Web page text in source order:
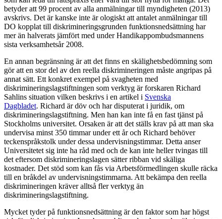
betyder att 99 procent av alla anmälningar till myndigheten (2013)
avskrivs. Det är kanske inte är ologiskt att antalet anmälningar till
DO kopplat till diskrimineringsgrunden funktionsnedsättning har
mer än halverats jämfört med under Handikappombudsmannens
sista verksamhetsår 2008.
En annan begränsning är att det finns en skälighetsbedömning som
gör att en stor del av den reella diskrimineringen måste angripas på
annat sätt. Ett konkret exempel på svagheten med
diskrimineringslagstiftningen som verktyg är forskaren Richard
Sahlins situation vilken beskrivs i en artikel i Svenska
Dagbladet. Richard är döv och har disputerat i juridik, om
diskrimineringslagstiftning. Men han kan inte få en fast tjänst på
Stockholms universitet. Orsaken är att det ställs krav på att man ska
undervisa minst 350 timmar under ett år och Richard behöver
teckenspråkstolk under dessa undervisningstimmar. Detta anser
Universitetet sig inte ha råd med och de kan inte heller tvingas till
det eftersom diskrimineringslagen sätter ribban vid skäliga
kostnader. Det stöd som kan fås via Arbetsförmedlingen skulle räcka
till en bråkdel av undervisningstimmarna. Att bekämpa den reella
diskrimineringen kräver alltså fler verktyg än
diskrimineringslagstiftning.
Mycket tyder på funktionsnedsättning är den faktor som har högst